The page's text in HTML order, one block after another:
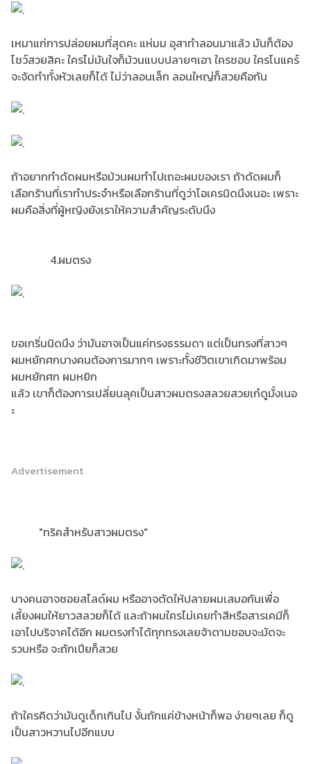
เหมาแก่การปล่อยผมที่สุดคะ แห่มม อุสาทำลอนมาแล้ว มันก็ต้อง
โชว์สวยสิคะ ใครไม่มันใจก็ม้วนแบบปลายๆเอา ใครชอบ ใครโนแคร์
จะจัดทำทั้งหัวเลยก็ได้ ไม่ว่าลอนเล็ก ลอนใหญ่ก็สวยคือกัน
ถ้าอยากทำดัดผมหรือม้วนผมทำไปเถอะผมของเรา ถ้าดัดผมก็
เลือกร้านที่เราทำประจำหรือเลือกร้านที่ดูว่าโอเครนิดนึงเนอะ เพราะ
ผมคือสิ่งที่ผู้หญิงยังเราให้ความสำคัญระดับนึง
4.ผมตรง
ขอเกริ่นนิดนึง ว่ามันอาจเป็นแค่ทรงธรรมดา แต่เป็นทรงที่สาวๆ
ผมหยักศกบางคนต้องการมากๆ เพราะทั้งชีวิตเขาเกิดมาพร้อม
ผมหยักศก ผมหยิก
แล้ว เขาก็ต้องการเปลี่ยนลุคเป็นสาวผมตรงสลวยสวยเก๋ดูมั้งเนอ
ะ
Advertisement
"ทริคสำหรับสาวผมตรง"
บางคนอาจซอยสไลด์ผม หรืออาจตัดให้ปลายผมเสมอกันเพื่อ
เลี้ยงผมให้ยาวสลวยก็ได้ และถ้าผมใครไม่เคยทำสีหรือสารเคมีก็
เอาไปบริจาคได้อีก ผมตรงทำได้ทุกทรงเลยจ้าตามชอบจะมัดจะ
รวบหรือ จะถักเปียก็สวย
ถ้าใครคิดว่ามันดูเด็กเกินไป งั้นถักแค่ข้างหน้าก็พอ ง่ายๆเลย ก็ดู
เป็นสาวหวานไปอีกแบบ